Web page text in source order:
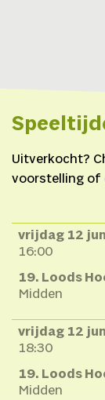
Uitverkocht?
voorstelling of
vrijdag 12
16:00
19. Loods
Midden
vrijdag 12
18:30
19. Loods
Midden